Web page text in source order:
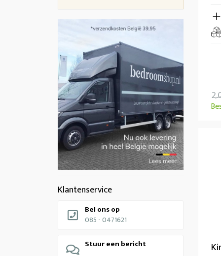
Klantenservice
Bel ons op
085 - 0471621
Stuur een bericht